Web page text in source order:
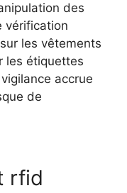
des
vérification
les vêtements
les étiquettes
accrue
de
rfid